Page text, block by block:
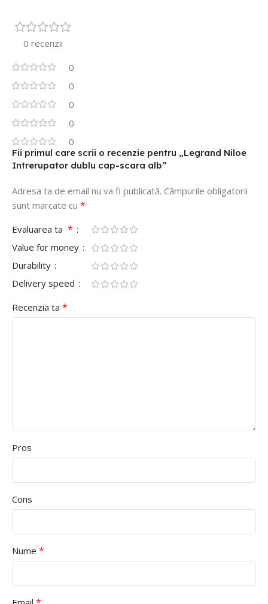
0 recenzii
0
0
0
0
0
Fii primul care scrii o recenzie pentru „Legrand Niloe
Intrerupator dublu cap-scara alb”
Adresa ta de email nu va fi publicată. Câmpurile obligatorii
sunt marcate cu *
Evaluarea ta *
Value for money
Durability
Delivery speed
Recenzia ta *
Pros
Cons
Nume *